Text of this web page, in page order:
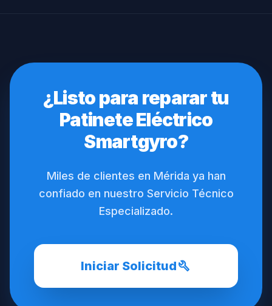
¿Listo para reparar tu
Patinete Eléctrico
Smartgyro?
Miles de clientes en Mérida ya han
confiado en nuestro Servicio Técnico
Especializado.
Iniciar Solicitudbuild